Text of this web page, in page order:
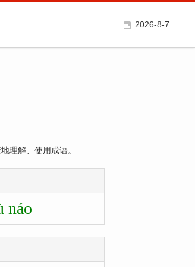
2026-8-7
理解、使用成语。
náo